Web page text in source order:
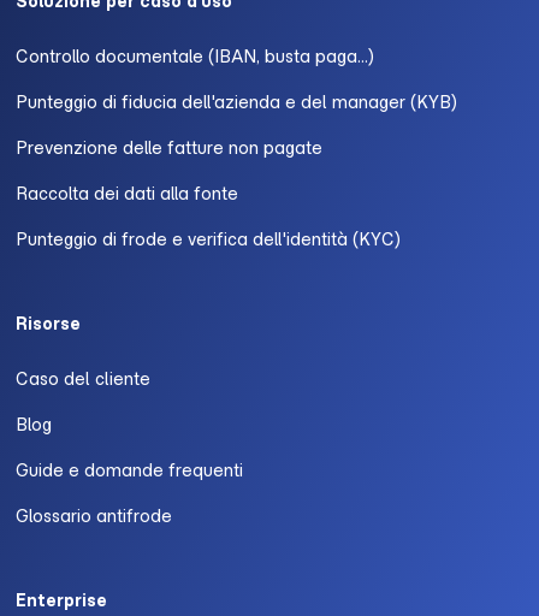
Controllo documentale (IBAN, busta paga...)
Punteggio di fiducia dell'azienda e del manager (KYB)
Prevenzione delle fatture non pagate
Raccolta dei dati alla fonte
Punteggio di frode e verifica dell'identità (KYC)
Risorse
Caso del cliente
Blog
Guide e domande frequenti
Glossario antifrode
Enterprise